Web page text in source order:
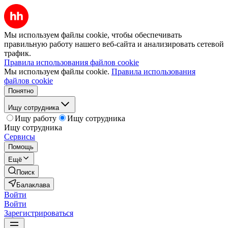
Мы используем файлы cookie, чтобы обеспечивать
правильную работу нашего веб-сайта и анализировать сетевой
трафик.
Правила использования файлов cookie
Мы используем файлы cookie. Правила использования
файлов cookie
Понятно
Ищу сотрудника
Ищу работу
Ищу сотрудника
Ищу сотрудника
Сервисы
Помощь
Ещё
Поиск
Балаклава
Войти
Войти
Зарегистрироваться